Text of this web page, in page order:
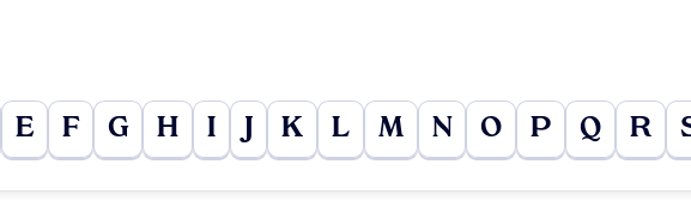
E F G H I K L M N O P Q R